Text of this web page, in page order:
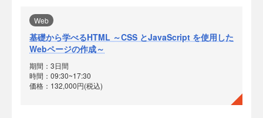
Web
基礎から学べるHTML ～CSS とJavaScript を使用した
Webページの作成～
期間：3日間
時間：09:30~17:30
価格：132,000円(税込)